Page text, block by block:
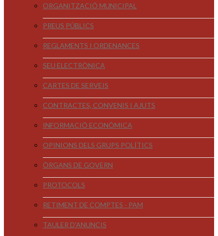
ORGANITZACIÓ MUNICIPAL
PREUS PÚBLICS
REGLAMENTS I ORDENANCES
SEU ELECTRÒNICA
CARTES DE SERVEIS
CONTRACTES, CONVENIS I AJUTS
INFORMACIÓ ECONÒMICA
OPINIONS DELS GRUPS POLÍTICS
ÒRGANS DE GOVERN
PROTOCOLS
RETIMENT DE COMPTES - PAM
TAULER D'ANUNCIS